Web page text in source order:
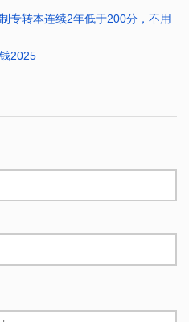
专转本连续2年低于200分，不用
2025